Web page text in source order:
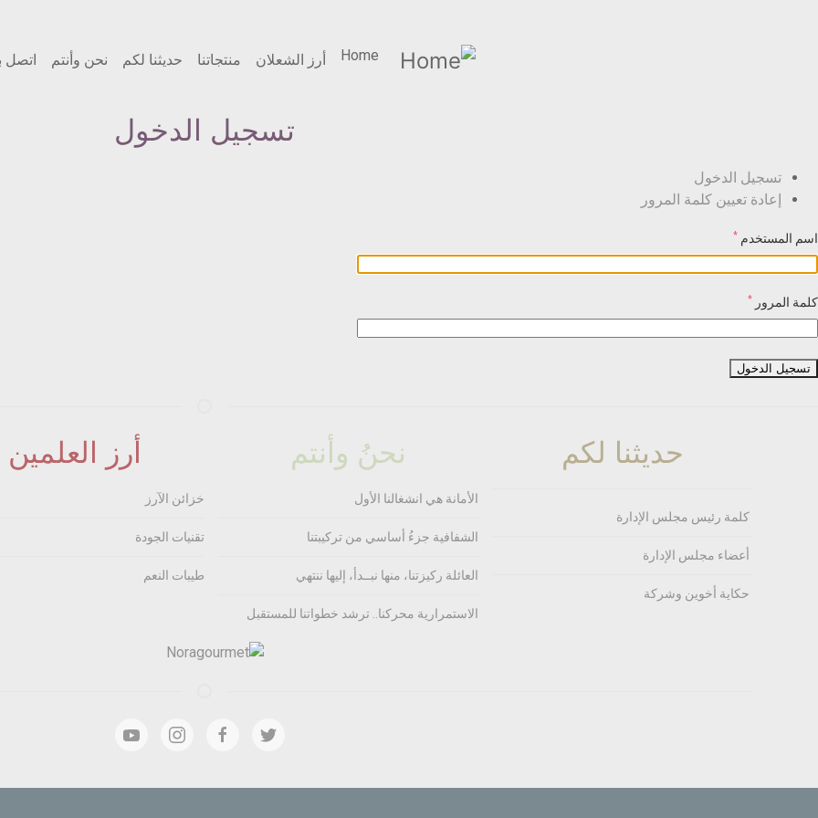
القائمة
Home أرز الشعلان منتجاتنا حديثنا لكم نحن وأنتم اتصل
تسجيل الدخول
Primary
tasks
تسجيل الدخول
إعادة تعيين كلمة المرور
اسم المستخدم *
كلمة المرور *
حديثنا لكم
كلمة رئيس مجلس الإدارة
أعضاء مجلس الإدارة
حكاية أخوين وشركة
نحنُ وأنتم
الأمانة هي انشغالنا الأول
الشفافية جزءُ أساسي من تركيبتنا
العائلة ركيزتنا، منها نبــدأ، إليها ننتهي
الاستمرارية محركنا.. ترشد خطواتنا للمستقبل
أرز العلمين
خزائن الآرز
تقنيات الجودة
طيبات النعم